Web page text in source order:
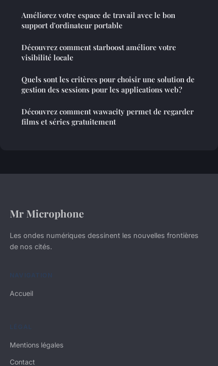
Améliorez votre espace de travail avec le bon
support d'ordinateur portable
Découvrez comment starboost améliore votre
visibilité locale
Quels sont les critères pour choisir une solution de
gestion des sessions pour les applications web?
Découvrez comment wawacity permet de regarder
films et séries gratuitement
Mr Microphone
Les ondes numériques dessinent les nouvelles frontières
de nos cités.
NAVIGATION
Accueil
LÉGAL
Mentions légales
Contact